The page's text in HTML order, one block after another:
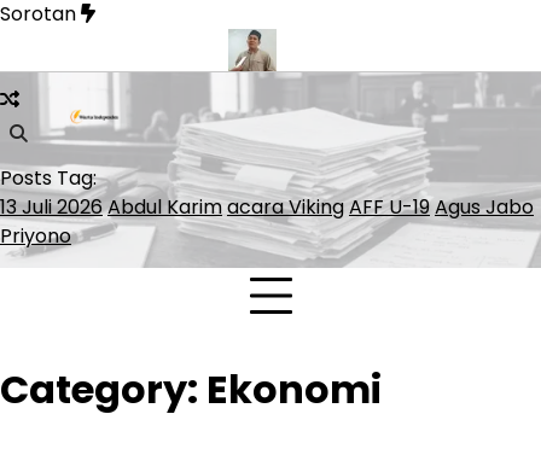
Skip
content
Sorotan
Bernilai Rp1,16 Miliar KemenHAM Babel Siap Dampingi
Posts Tag:
13 Juli 2026Abdul Karimacara VikingAFF U-19Agus Jabo
Priyono
Category: Ekonomi